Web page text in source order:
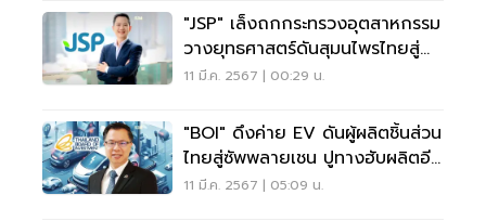
"JSP" เล็งถกกระทรวงอุตสาหกรรม
วางยุทธศาสตร์ดันสุมนไพรไทยสู่
ซอฟต์พาวเวอร์
11 มี.ค. 2567 | 00:29 น.
"BOI" ดึงค่าย EV ดันผู้ผลิตชิ้นส่วน
ไทยสู่ซัพพลายเชน ปูทางฮับผลิตอีวี
โลก
11 มี.ค. 2567 | 05:09 น.